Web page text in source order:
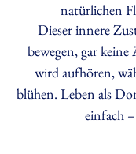
natürlichen
Dieser innere
bewegen, gar
wird aufhören,
blühen. Leben als
einfach